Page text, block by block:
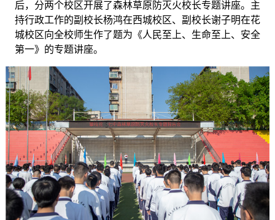
后，分两个校区开展了森林草原防灭火校长专题讲座。主
持行政工作的副校长杨鸿在西城校区、副校长谢子明在花
城校区向全校师生作了题为《人民至上、生命至上、安全
第一》的专题讲座。